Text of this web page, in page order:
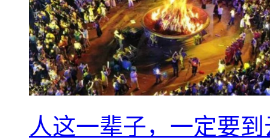
人这一辈子，一定要